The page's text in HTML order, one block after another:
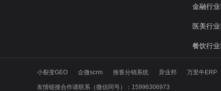
金融行
医美行
餐饮行
小裂变GEO 企微scrm 推客分销系统 异业邦 万里牛ERP
友情链接合作请联系（微信同号）：15996306973